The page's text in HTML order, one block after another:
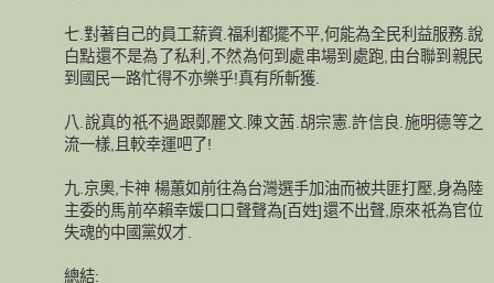
七.對著自己的員工薪資.福利都擺不平,何能為全民利益服務.說
白點還不是為了私利,不然為何到處串場到處跑,由台聯到親民
到國民一路忙得不亦樂乎!真有所斬獲.
八.說真的祇不過跟鄭麗文.陳文茜.胡宗憲.許信良.施明德等之
流一樣,且較幸運吧了!
九.京奧,卡神 楊蕙如前往為台灣選手加油而被共匪打壓,身為陸
主委的馬前卒賴幸媛口口聲聲為[百姓]還不出聲,原來祇為官位
失魂的中國黨奴才.
總結: